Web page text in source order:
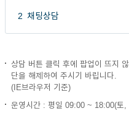
2 채팅상담
상담 버튼 클릭 후에 팝업이 뜨지
단을 해제하여 주시기 바립니다.
(IE브라우저 기준)
운영시간 : 평일 09:00 ~ 18:00(토,